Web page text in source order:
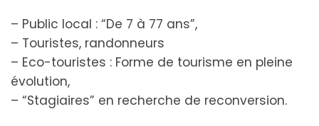
– Public local : “De 7 à 77 ans”,
– Touristes, randonneurs
– Eco-touristes : Forme de tourisme en pleine
évolution,
– “Stagiaires” en recherche de reconversion.